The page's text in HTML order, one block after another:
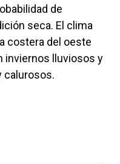
de
seca. El clima
costera del oeste
inviernos lluviosos y
calurosos.